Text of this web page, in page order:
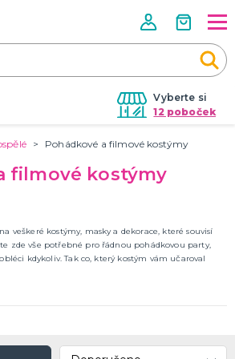
Vyberte si
12 poboček
klíč
SVATBA
a mládence
PÁRTY
Pohádkové a filmové kostýmy
filmové kostýmy
veškeré kostýmy, masky a dekorace, které souvisí
zde vše potřebné pro řádnou pohádkovou party,
kdykoliv. Tak co, který kostým vám učaroval